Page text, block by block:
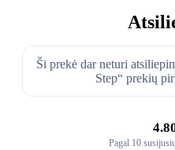
Ši prekė dar neturi
Step“ prekių
Pagal 10